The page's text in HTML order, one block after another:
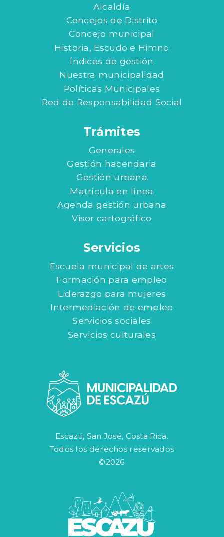
Alcaldía
Concejos de Distrito
Concejo municipal
Historia, Escudo e Himno
Índices de gestión
Nuestra municipalidad
Políticas Municipales
Red de Responsabilidad Social
Trámites
Generales
Gestión hacendaria
Gestión urbana
Matrícula en línea
Agenda gestión urbana
Visor cartográfico
Servicios
Escuela municipal de artes
Formación para empleo
Liderazgo para mujeres
Intermediación de empleo
Servicios sociales
Servicios culturales
Escazú, San José, Costa Rica.
Todos los derechos reservados
©2026